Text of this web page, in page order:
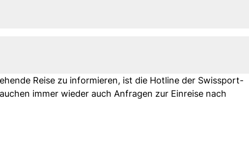
Reise zu informieren, ist die Hotline der Swissport-
immer wieder auch Anfragen zur Einreise nach